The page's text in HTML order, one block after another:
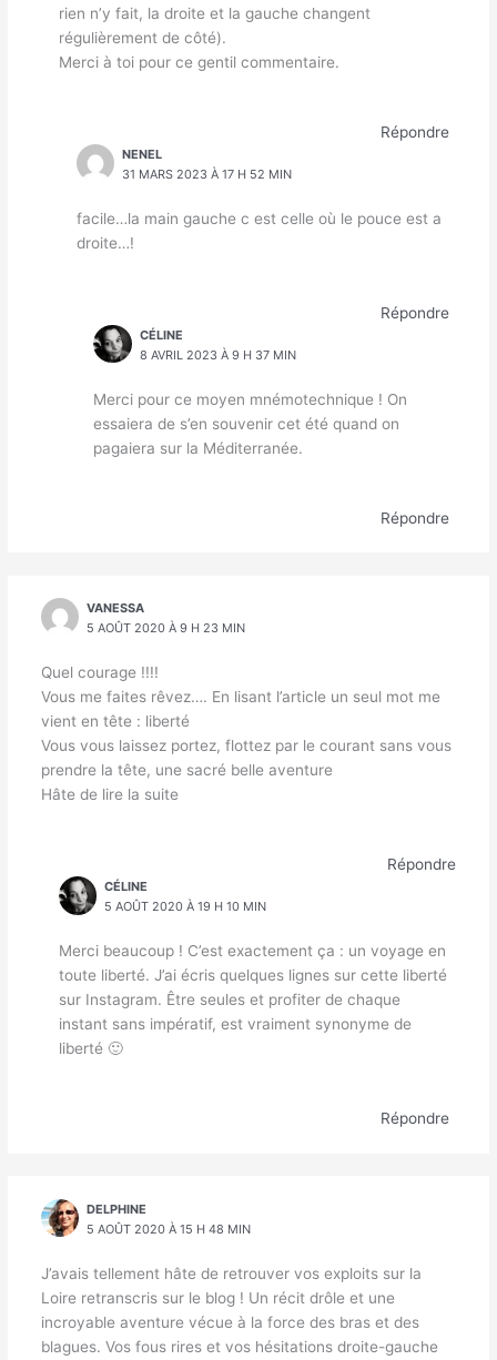
rien n’y fait, la droite et la gauche changent
régulièrement de côté).
Merci à toi pour ce gentil commentaire.
Répondre
NENEL
31 MARS 2023 À 17 H 52 MIN
facile…la main gauche c est celle où le pouce est a
droite…!
Répondre
CÉLINE
8 AVRIL 2023 À 9 H 37 MIN
Merci pour ce moyen mnémotechnique ! On
essaiera de s’en souvenir cet été quand on
pagaiera sur la Méditerranée.
Répondre
VANESSA
5 AOÛT 2020 À 9 H 23 MIN
Quel courage !!!!
Vous me faites rêvez…. En lisant l’article un seul mot me
vient en tête : liberté
Vous vous laissez portez, flottez par le courant sans vous
prendre la tête, une sacré belle aventure
Hâte de lire la suite
Répondre
CÉLINE
5 AOÛT 2020 À 19 H 10 MIN
Merci beaucoup ! C’est exactement ça : un voyage en
toute liberté. J’ai écris quelques lignes sur cette liberté
sur Instagram. Être seules et profiter de chaque
instant sans impératif, est vraiment synonyme de
liberté 🙂
Répondre
DELPHINE
5 AOÛT 2020 À 15 H 48 MIN
J’avais tellement hâte de retrouver vos exploits sur la
Loire retranscris sur le blog ! Un récit drôle et une
incroyable aventure vécue à la force des bras et des
blagues. Vos fous rires et vos hésitations droite-gauche